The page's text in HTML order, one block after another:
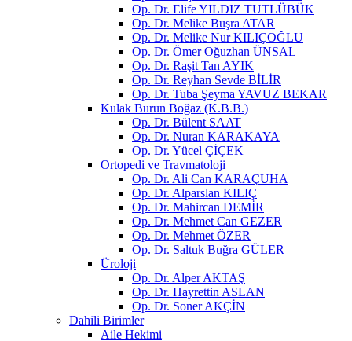
Op. Dr. Elife YILDIZ TUTLÜBÜK
Op. Dr. Melike Buşra ATAR
Op. Dr. Melike Nur KILIÇOĞLU
Op. Dr. Ömer Oğuzhan ÜNSAL
Op. Dr. Raşit Tan AYIK
Op. Dr. Reyhan Sevde BİLİR
Op. Dr. Tuba Şeyma YAVUZ BEKAR
Kulak Burun Boğaz (K.B.B.)
Op. Dr. Bülent SAAT
Op. Dr. Nuran KARAKAYA
Op. Dr. Yücel ÇİÇEK
Ortopedi ve Travmatoloji
Op. Dr. Ali Can KARAÇUHA
Op. Dr. Alparslan KILIÇ
Op. Dr. Mahircan DEMİR
Op. Dr. Mehmet Can GEZER
Op. Dr. Mehmet ÖZER
Op. Dr. Saltuk Buğra GÜLER
Üroloji
Op. Dr. Alper AKTAŞ
Op. Dr. Hayrettin ASLAN
Op. Dr. Soner AKÇİN
Dahili Birimler
Aile Hekimi